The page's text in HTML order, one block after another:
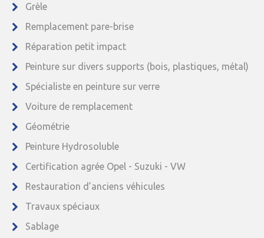
Grèle
Remplacement pare-brise
Réparation petit impact
Peinture sur divers supports (bois, plastiques, métal)
Spécialiste en peinture sur verre
Voiture de remplacement
Géométrie
Peinture Hydrosoluble
Certification agrée Opel - Suzuki - VW
Restauration d’anciens véhicules
Travaux spéciaux
Sablage